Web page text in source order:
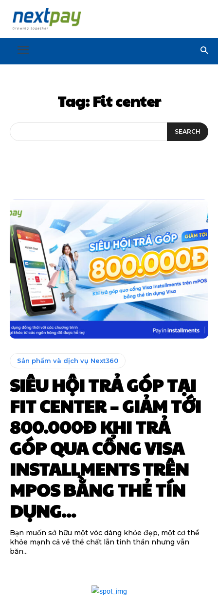
Tag:Fit center
SEARCH
Sản phẩm và dịch vụ Next360
SIÊU HỘI TRẢ GÓP TẠI
FIT CENTER – GIẢM TỚI
800.000Đ KHI TRẢ
GÓP QUA CỔNG VISA
INSTALLMENTS TRÊN
MPOS BẰNG THẺ TÍN
DỤNG...
Bạn muốn sở hữu một vóc dáng khỏe đẹp, một cơ thể
khỏe mạnh cả về thể chất lẫn tinh thần nhưng vẫn
băn...